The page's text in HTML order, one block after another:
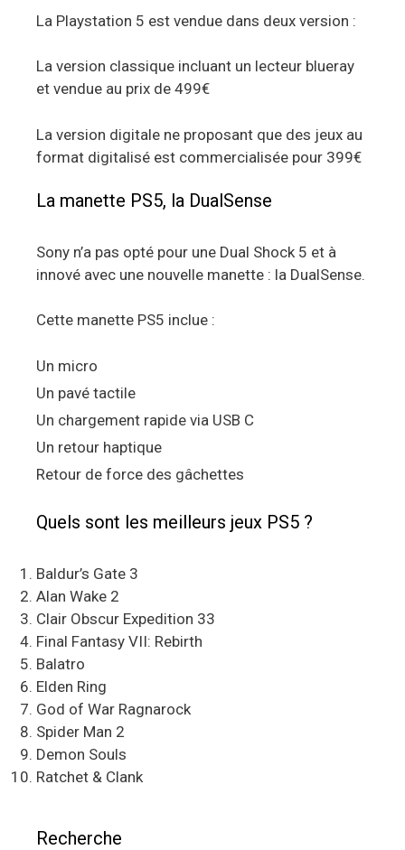
La Playstation 5 est vendue dans deux version :
La version classique incluant un lecteur blueray
et vendue au prix de 499€
La version digitale ne proposant que des jeux au
format digitalisé est commercialisée pour 399€
La manette PS5, la DualSense
Sony n’a pas opté pour une Dual Shock 5 et à
innové avec une nouvelle manette : la DualSense.
Cette manette PS5 inclue :
Un micro
Un pavé tactile
Un chargement rapide via USB C
Un retour haptique
Retour de force des gâchettes
Quels sont les meilleurs jeux PS5 ?
Baldur’s Gate 3
Alan Wake 2
Clair Obscur Expedition 33
Final Fantasy VII: Rebirth
Balatro
Elden Ring
God of War Ragnarock
Spider Man 2
Demon Souls
Ratchet & Clank
Recherche